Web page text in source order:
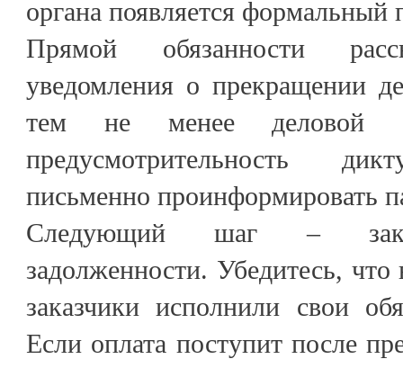
органа появляется формальный
Прямой обязанности
уведомления о прекращении
тем не менее деловой
предусмотрительность
письменно проинформировать
Следующий шаг –
задолженности. Убедитесь,
заказчики исполнили свои
Если оплата поступит после